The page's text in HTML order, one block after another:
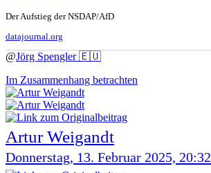
Der Aufstieg der NSDAP/AfD
datajournal.org
@Jörg Spengler 🇪🇺
Im Zusammenhang betrachten
Artur Weigandt
Donnerstag, 13. Februar 2025, 20:32